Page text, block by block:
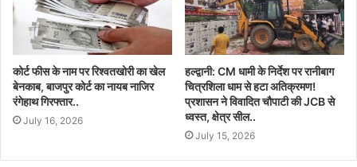
कोर्ट फीस के नाम पर रिश्वतखोरी का खेल
बेनकाब, बाजपुर कोर्ट का नायब नाजिर
रंगेहाथ गिरफ्तार..
July 16, 2026
हल्द्वानी: CM धामी के निर्देश पर रानीबाग
चित्रशिला धाम से हटा अतिक्रमण!
प्रशासन ने विवादित चौपाटी की JCB से
ध्वस्त, क्षेत्र सील..
July 15, 2026